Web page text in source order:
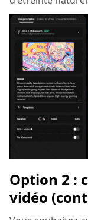
Option 2 :
vidéo